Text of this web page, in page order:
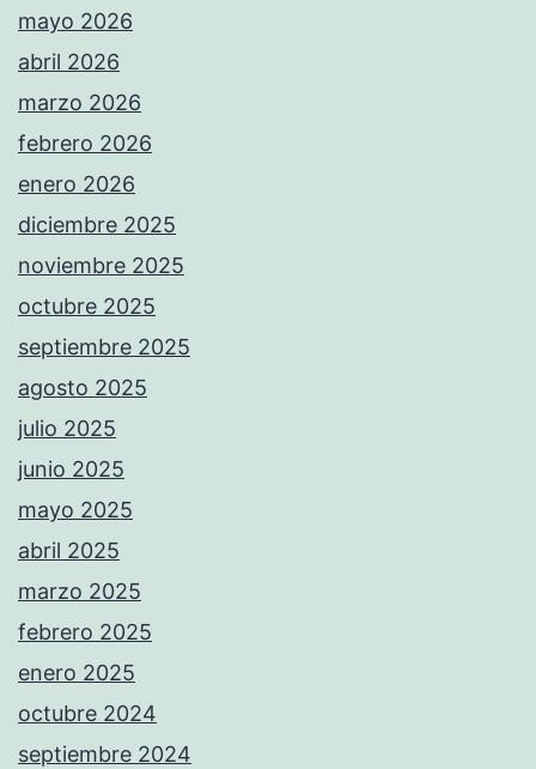
mayo 2026
abril 2026
marzo 2026
febrero 2026
enero 2026
diciembre 2025
noviembre 2025
octubre 2025
septiembre 2025
agosto 2025
julio 2025
junio 2025
mayo 2025
abril 2025
marzo 2025
febrero 2025
enero 2025
octubre 2024
septiembre 2024